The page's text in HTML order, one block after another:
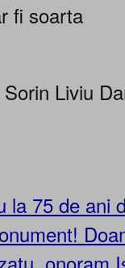
fi soarta
Liviu
la 75 de ani